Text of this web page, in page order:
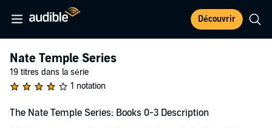
Découvrir
Nate Temple Series
19 titres dans la série
1 notation
The Nate Temple Series: Books 0-3 Description